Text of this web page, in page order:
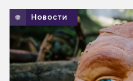
Новости